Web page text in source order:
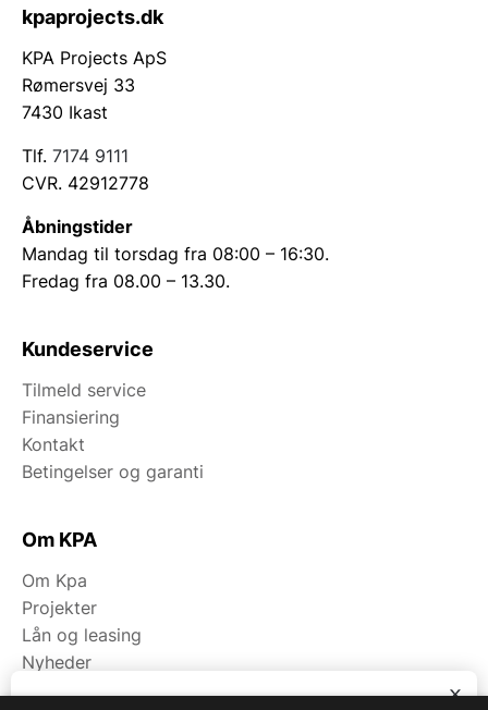
kpaprojects.dk
KPA Projects ApS
Rømersvej 33
7430 Ikast
Tlf. 7174 9111
CVR. 42912778
Åbningstider
Mandag til torsdag fra 08:00 – 16:30.
Fredag fra 08.00 – 13.30.
Kundeservice
Tilmeld service
Finansiering
Kontakt
Betingelser og garanti
Om KPA
Om Kpa
Projekter
Lån og leasing
Nyheder
Fagområder
x